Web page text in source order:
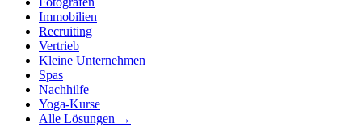
Immobilien
Recruiting
Vertrieb
Kleine Unternehmen
Spas
Nachhilfe
Yoga-Kurse
Alle Lösungen →